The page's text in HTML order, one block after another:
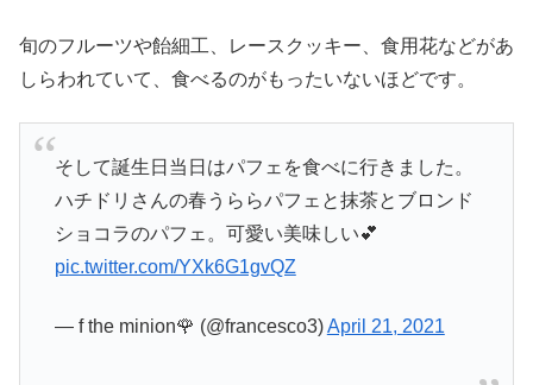
旬のフルーツや飴細工、レースクッキー、食用花などがあ
しらわれていて、食べるのがもったいないほどです。
そして誕生日当日はパフェを食べに行きました。
ハチドリさんの春うららパフェと抹茶とブロンド
ショコラのパフェ。可愛い美味しい💕
pic.twitter.com/YXk6G1gvQZ
— f the minion🌹 (@francesco3)April 21, 2021